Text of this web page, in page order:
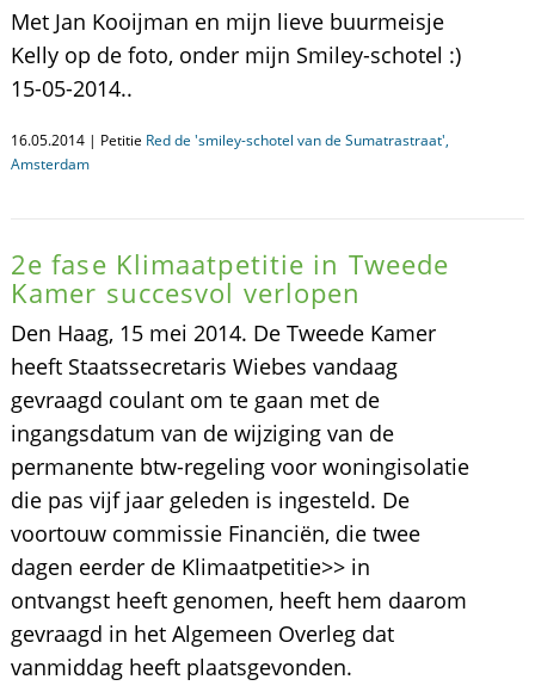
Met Jan Kooijman en mijn lieve buurmeisje
Kelly op de foto, onder mijn Smiley-schotel :)
15-05-2014..
16.05.2014 | Petitie Red de 'smiley-schotel van de Sumatrastraat',
Amsterdam
2e fase Klimaatpetitie in Tweede
Kamer succesvol verlopen
Den Haag, 15 mei 2014. De Tweede Kamer
heeft Staatssecretaris Wiebes vandaag
gevraagd coulant om te gaan met de
ingangsdatum van de wijziging van de
permanente btw-regeling voor woningisolatie
die pas vijf jaar geleden is ingesteld. De
voortouw commissie Financiën, die twee
dagen eerder de Klimaatpetitie>> in
ontvangst heeft genomen, heeft hem daarom
gevraagd in het Algemeen Overleg dat
vanmiddag heeft plaatsgevonden.